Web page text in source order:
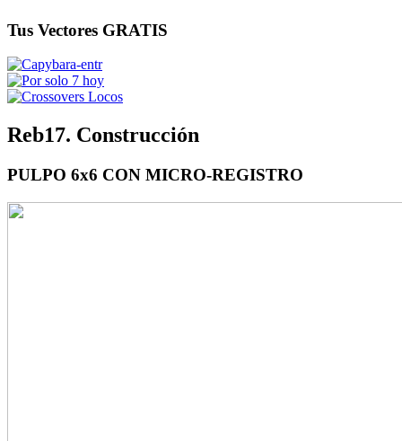
Tus Vectores GRATIS
Reb17. Construcción
PULPO 6x6 CON MICRO-REGISTRO